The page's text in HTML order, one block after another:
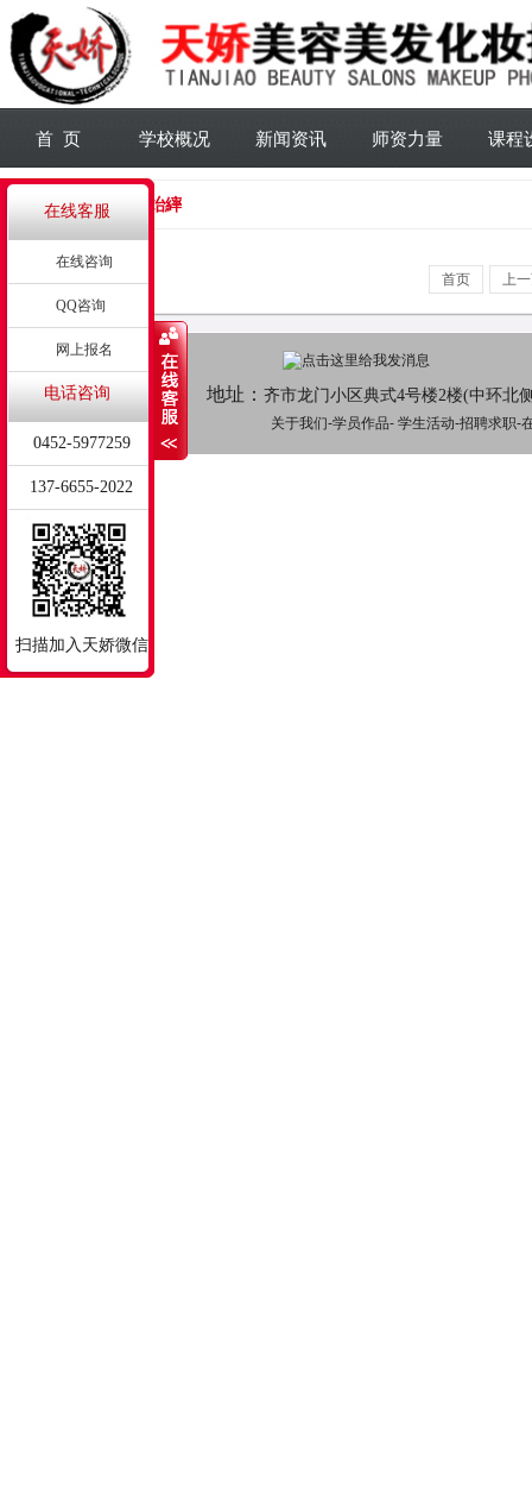
首 页 学校概况 新闻资讯 师资力量 课程
缁忓吀鍥炲繂
首页 上
地址： 齐市龙门小区典式4号楼2楼(中环北
关于我们-学员作品- 学生活动-招聘求职-
在线客服
在线咨询
QQ咨询
网上报名
电话咨询
0452-5977259
137-6655-2022
扫描加入天娇微信